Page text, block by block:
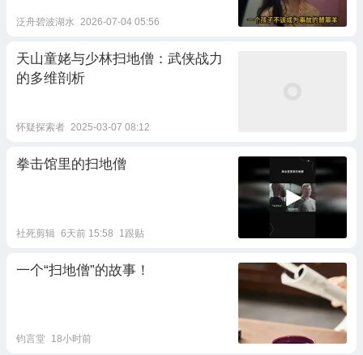
泛舟碧波湖水 2026-07-04 05:56
天山童姥与少林扫地僧：武侠战力
的多维剖析
怀疑探索者 2025-03-07 08:12
拳击馆里的扫地僧
社死剪辑 6天前 15:58 1跟贴
一个“扫地僧”的故事！
钧言堂 18小时前